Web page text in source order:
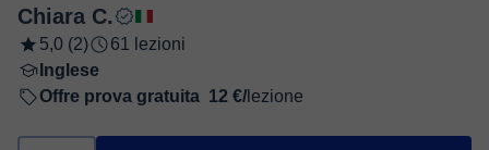
Chiara C.
5,0 (2)
61 lezioni
Inglese
Offre prova gratuita 12 €/ lezione